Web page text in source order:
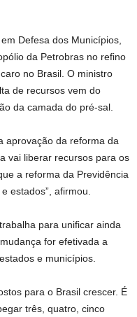
Defesa dos Municípios,
da Petrobras no refino
no Brasil. O ministro
de recursos vem do
da camada do pré-sal.
aprovação da reforma da
vai liberar recursos para os
a reforma da Previdência
estados”, afirmou.
para unificar ainda
for efetivada a
e municípios.
para o Brasil crescer. É
três, quatro, cinco